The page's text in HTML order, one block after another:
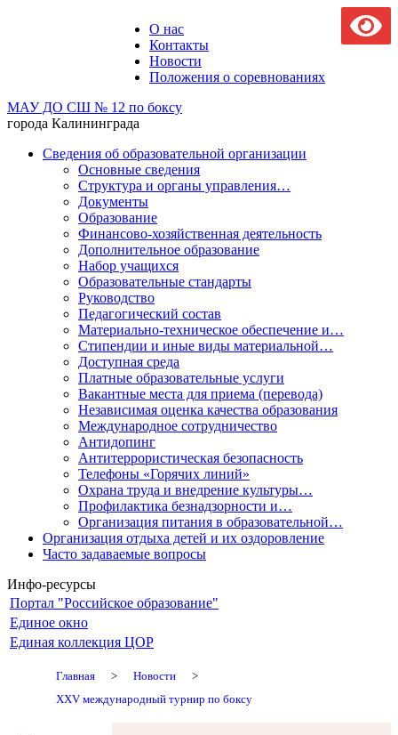
О нас
Контакты
Новости
Положения о соревнованиях
МАУ ДО СШ № 12 по боксу
города Калининграда
Сведения об образовательной организации
Основные сведения
Структура и органы управления…
Документы
Образование
Финансово-хозяйственная деятельность
Дополнительное образование
Набор учащихся
Образовательные стандарты
Руководство
Педагогический состав
Материально-техническое обеспечение и…
Стипендии и иные виды материальной…
Доступная среда
Платные образовательные услуги
Вакантные места для приема (перевода)
Независимая оценка качества образования
Международное сотрудничество
Антидопинг
Антитеррористическая безопасность
Телефоны «Горячих линий»
Охрана труда и внедрение культуры…
Профилактика безнадзорности и…
Организация питания в образовательной…
Организация отдыха детей и их оздоровление
Часто задаваемые вопросы
Инфо-ресурсы
Портал "Российское образование"
Единое окно
Единая коллекция ЦОР
Главная > Новости
>
XXV международный турнир по боксу